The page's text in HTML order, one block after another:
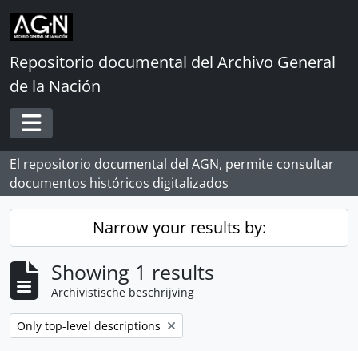
Skip to main content
Repositorio documental del Archivo General
de la Nación
Toggle navigation
El repositorio documental del AGN, permite consultar
documentos históricos digitalizados
Narrow your results by:
Showing 1 results
Archivistische beschrijving
Remove filter:
Only top-level descriptions